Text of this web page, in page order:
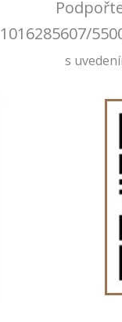
1016285607/
s